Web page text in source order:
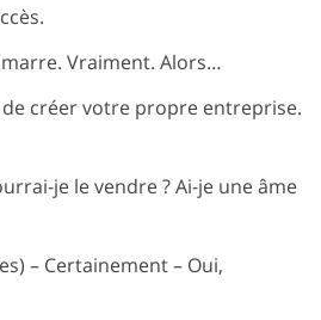
Vraiment. Alors…
créer votre propre entreprise.
je le vendre ? Ai-je une âme
– Certainement – Oui,